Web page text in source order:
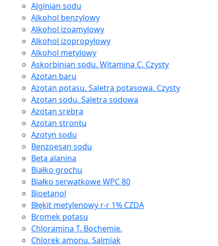
Alginian sodu
Alkohol benzylowy
Alkohol izoamylowy
Alkohol izopropylowy
Alkohol metylowy
Askorbinian sodu. Witamina C. Czysty
Azotan baru
Azotan potasu. Saletra potasowa. Czysty
Azotan sodu. Saletra sodowa
Azotan srebra
Azotan strontu
Azotyn sodu
Benzoesan sodu
Beta alanina
Białko grochu
Białko serwatkowe WPC 80
Bioetanol
Błękit metylenowy r-r 1% CZDA
Bromek potasu
Chloramina T. Bochemie.
Chlorek amonu. Salmiak